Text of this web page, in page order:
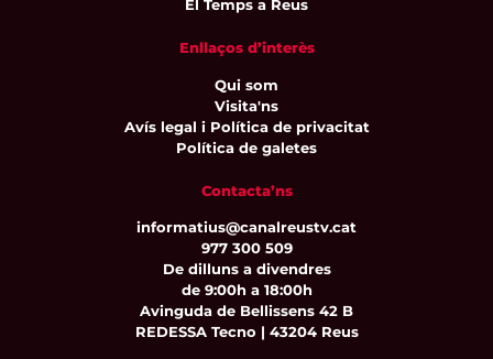
El Temps a Reus
Enllaços d’interès
Qui som
Visita'ns
Avís legal i Política de privacitat
Política de galetes
Contacta’ns
informatius@canalreustv.cat
977 300 509
De dilluns a divendres
de 9:00h a 18:00h
Avinguda de Bellissens 42 B
REDESSA Tecno | 43204 Reus